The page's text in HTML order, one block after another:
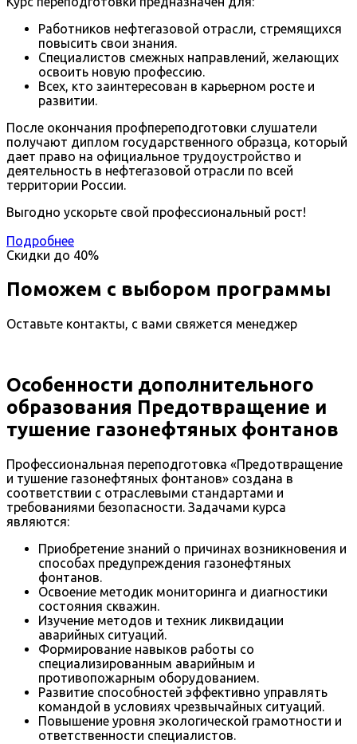
Работников нефтегазовой отрасли, стремящихся
повысить свои знания.
Специалистов смежных направлений, желающих
освоить новую профессию.
Всех, кто заинтересован в карьерном росте и
развитии.
После окончания профпереподготовки слушатели
получают диплом государственного образца, который
дает право на официальное трудоустройство и
деятельность в нефтегазовой отрасли по всей
территории России.
Выгодно ускорьте свой профессиональный рост!
Подробнее
Скидки до 40%
Поможем с выбором программы
Оставьте контакты, с вами свяжется менеджер
Особенности дополнительного
образования Предотвращение и
тушение газонефтяных фонтанов
Профессиональная переподготовка «Предотвращение
и тушение газонефтяных фонтанов» создана в
соответствии с отраслевыми стандартами и
требованиями безопасности. Задачами курса
являются:
Приобретение знаний о причинах возникновения и
способах предупреждения газонефтяных
фонтанов.
Освоение методик мониторинга и диагностики
состояния скважин.
Изучение методов и техник ликвидации
аварийных ситуаций.
Формирование навыков работы со
специализированным аварийным и
противопожарным оборудованием.
Развитие способностей эффективно управлять
командой в условиях чрезвычайных ситуаций.
Повышение уровня экологической грамотности и
ответственности специалистов.